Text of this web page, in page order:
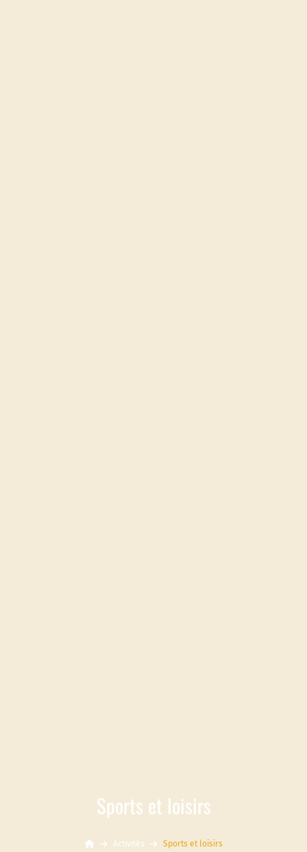
Sports et loisirs
Activités Sports et loisirs